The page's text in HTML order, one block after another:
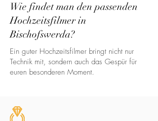
Wie findet man den passenden
Hochzeitsfilmer in
Bischofswerda?
Ein guter Hochzeitsfilmer bringt nicht nur
Technik mit, sondern auch das Gespür für
euren besonderen Moment.